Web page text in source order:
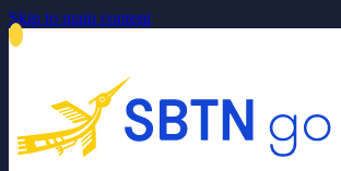
Skip to main content